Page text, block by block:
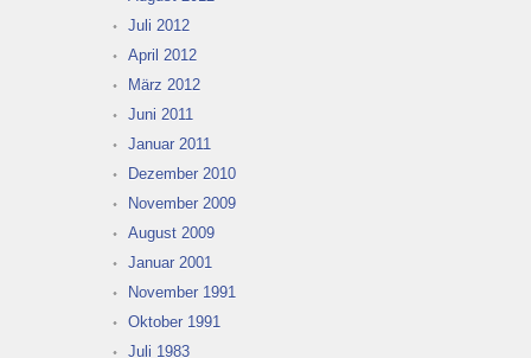
Juli 2012
April 2012
März 2012
Juni 2011
Januar 2011
Dezember 2010
November 2009
August 2009
Januar 2001
November 1991
Oktober 1991
Juli 1983